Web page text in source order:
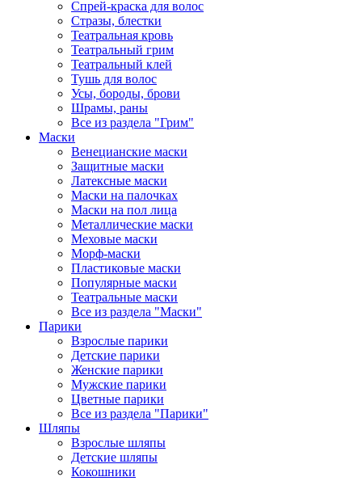
Спрей-краска для волос
Стразы, блестки
Театральная кровь
Театральный грим
Театральный клей
Тушь для волос
Усы, бороды, брови
Шрамы, раны
Все из раздела "Грим"
Маски
Венецианские маски
Защитные маски
Латексные маски
Маски на палочках
Маски на пол лица
Металлические маски
Меховые маски
Морф-маски
Пластиковые маски
Популярные маски
Театральные маски
Все из раздела "Маски"
Парики
Взрослые парики
Детские парики
Женские парики
Мужские парики
Цветные парики
Все из раздела "Парики"
Шляпы
Взрослые шляпы
Детские шляпы
Кокошники